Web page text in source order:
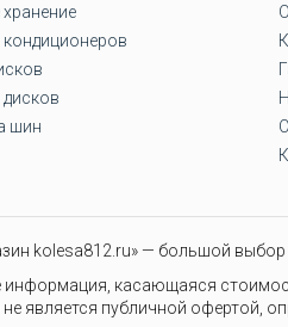
шин
kolesa812.ru» — большой выбор
информация, касающаяся
является публичной офертой,